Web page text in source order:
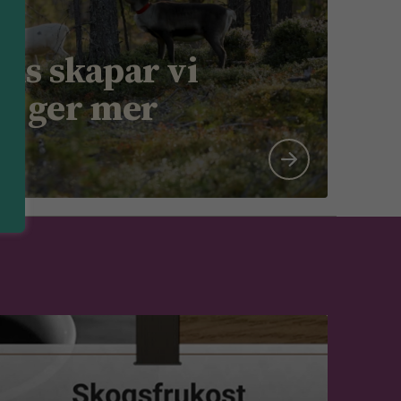
skapar vi
ger mer